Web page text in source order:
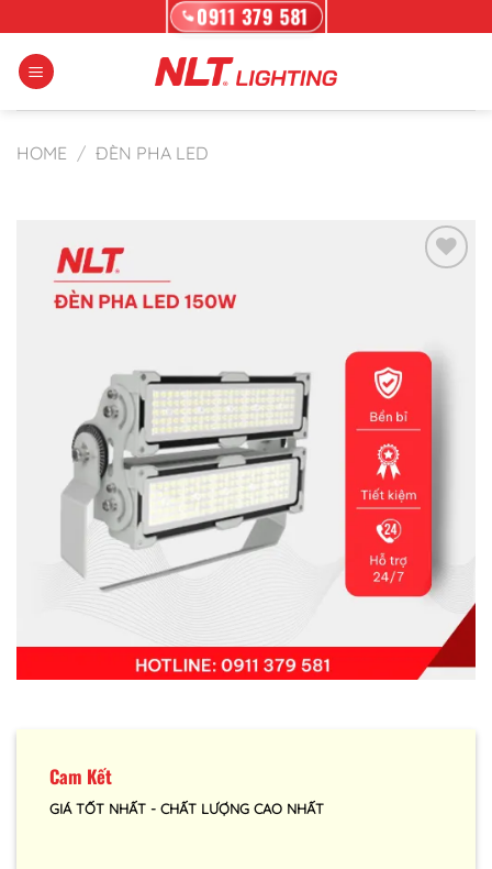
to
content
0911 379 581
HOME / ĐÈN PHA LED
Cam Kết
GIÁ TỐT NHẤT - CHẤT LƯỢNG CAO NHẤT